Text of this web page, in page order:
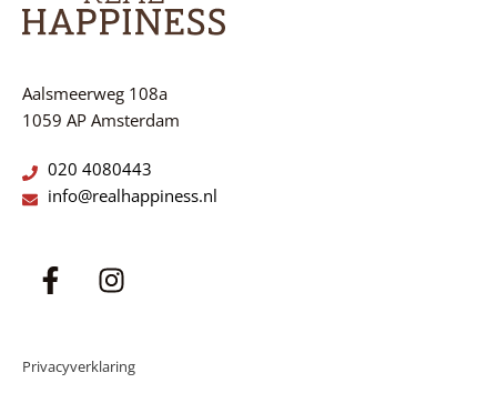
Aalsmeerweg 108a
1059 AP Amsterdam
020 4080443
info@realhappiness.nl
Privacyverklaring